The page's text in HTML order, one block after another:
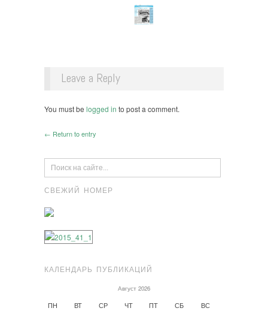
Leave a Reply
You must be logged in to post a comment.
← Return to entry
СВЕЖИЙ НОМЕР
КАЛЕНДАРЬ ПУБЛИКАЦИЙ
Август 2026
ПН ВТ СР ЧТ ПТ СБ ВС